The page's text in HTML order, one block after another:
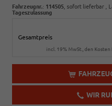
Fahrzeugnr.: 114505 sofort lieferbar ,
Tageszulassung
Gesamtpreis
incl. 19% MwSt., den
WIR